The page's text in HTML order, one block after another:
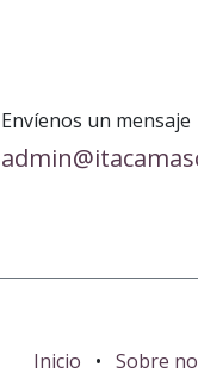
Envíenos un mensaje
Inicio • Sobre